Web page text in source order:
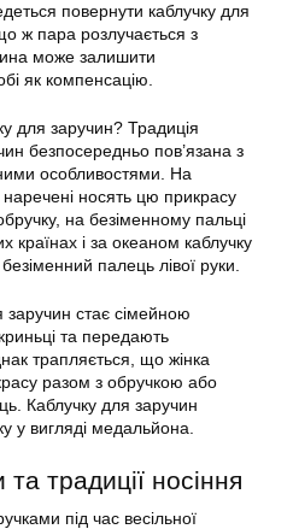
повернути каблучку для
ж пара розлучається з
може залишити
як компенсацію.
для заручин? Традиція
безпосередньо пов’язана з
особливостями. На
носять цю прикрасу
на безіменному пальці
країнах і за океаном каблучку
палець лівої руки.
заручин стає сімейною
та передають
трапляється, що жінка
разом з обручкою або
Каблучку для заручин
у вигляді медальйона.
традиції носіння
під час весільної